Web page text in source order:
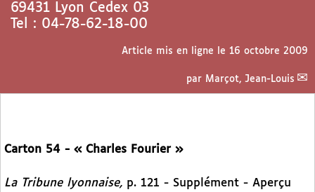
69431 Lyon Cedex 03
Tel : 04-78-62-18-00
Article mis en ligne le 16 octobre 2009
par Marçot, Jean-Louis
Carton 54 - « Charles Fourier »
La Tribune lyonnaise, p. 121 - Supplément - Aperçu